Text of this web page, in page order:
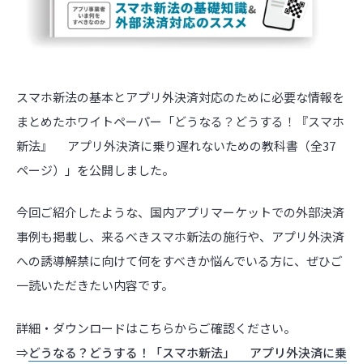
スマホ新法の基本とアプリ外決済対応のために必要な情報を
まとめたホワイトペーパー「どうなる？どうする！『スマホ
新法』 アプリ外決済に乗り遅れないための教科書（全37
ページ）」を公開しました。
今回ご紹介したような、国内アプリマーケットでの外部決済
事例も掲載し、来るべきスマホ新法の施行や、アプリ外決済
への誘導解禁に向けて何をすべきか悩んでいる方に、ぜひご
一読いただきたい内容です。
詳細・ダウンロードはこちらからご確認ください。
⇒どうなる？どうする！「スマホ新法」 アプリ外決済に乗